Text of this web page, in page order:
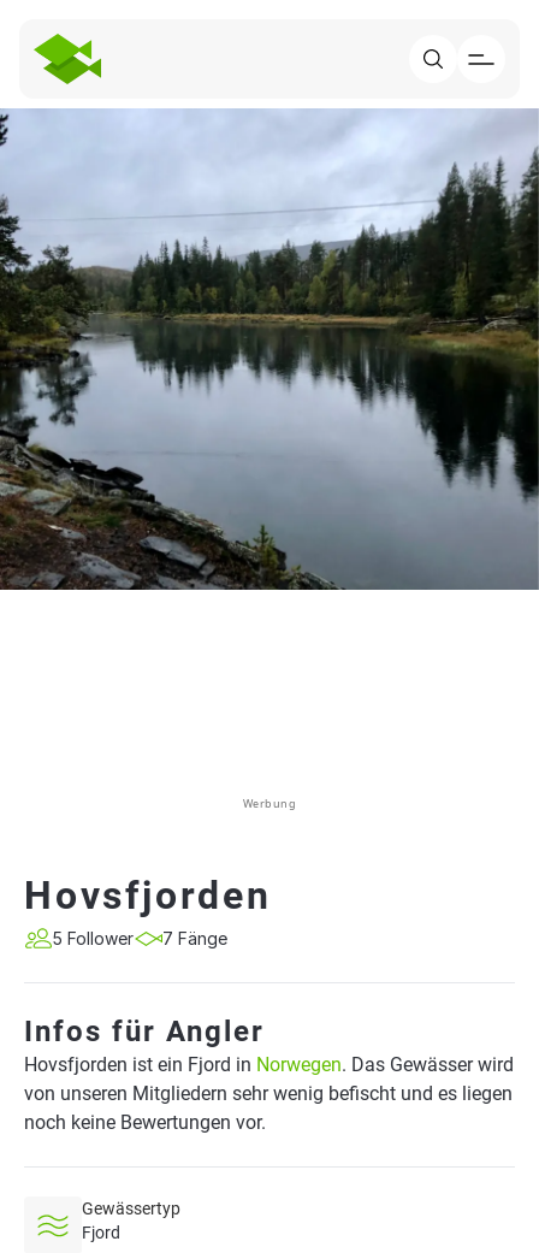
Werbung
Hovsfjorden
5 Follower 7 Fänge
Infos für Angler
Hovsfjorden ist ein Fjord in Norwegen. Das Gewässer wird
von unseren Mitgliedern sehr wenig befischt und es liegen
noch keine Bewertungen vor.
Gewässertyp
Fjord